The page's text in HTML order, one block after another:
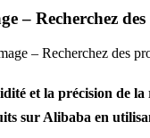
– Recherchez
– Recherchez des
et la précision de la
sur Alibaba en